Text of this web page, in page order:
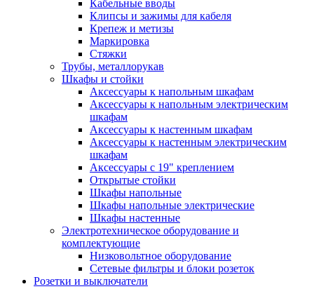
Кабельные вводы
Клипсы и зажимы для кабеля
Крепеж и метизы
Маркировка
Стяжки
Трубы, металлорукав
Шкафы и стойки
Аксессуары к напольным шкафам
Аксессуары к напольным электрическим
шкафам
Аксессуары к настенным шкафам
Аксессуары к настенным электрическим
шкафам
Аксессуары с 19" креплением
Открытые стойки
Шкафы напольные
Шкафы напольные электрические
Шкафы настенные
Электротехническое оборудование и
комплектующие
Низковольтное оборудование
Сетевые фильтры и блоки розеток
Розетки и выключатели